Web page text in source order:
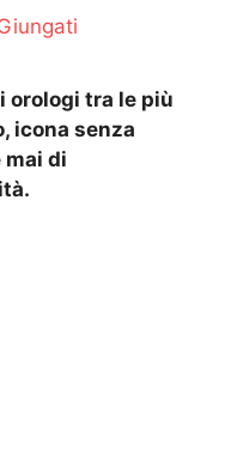
orologi tra le più
icona senza
mai di